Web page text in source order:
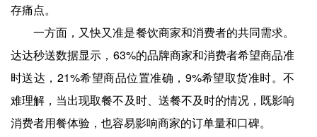
存痛点。
一方面，又快又准是餐饮商家和消费者的共同需求。
达达秒送数据显示，63%的品牌商家和消费者希望商品准
时送达，21%希望商品位置准确，9%希望取货准时。不
难理解，当出现取餐不及时、送餐不及时的情况，既影响
消费者用餐体验，也容易影响商家的订单量和口碑。